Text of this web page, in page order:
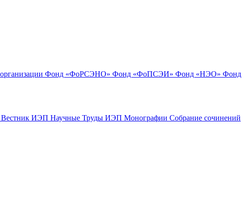
Фонд «ФоРСЭНО» Фонд «ФоПСЭИ» Фонд «НЭО» Фонд
ИЭП Научные Труды ИЭП Монографии Собрание сочинений